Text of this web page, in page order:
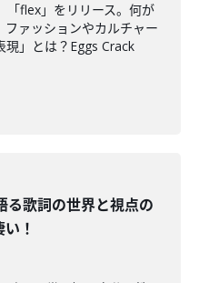
「flex」をリリース。何が
ァッションやカルチャー
現」とは？Eggs Crack
歌詞の世界と視点の
！